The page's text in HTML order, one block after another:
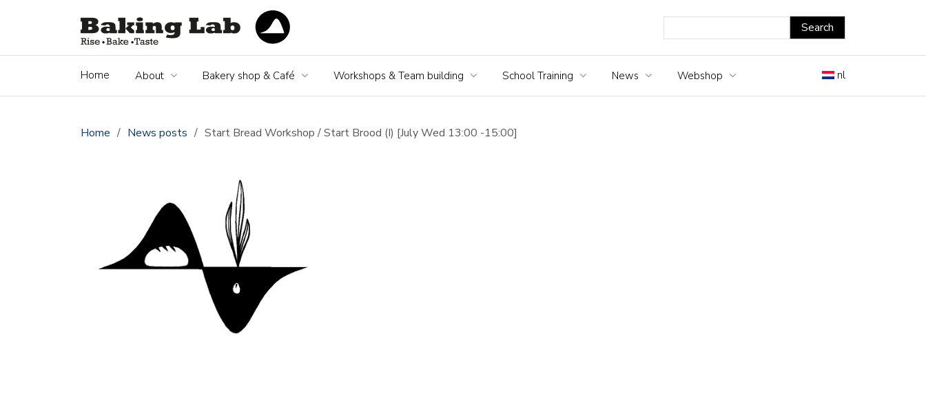
nl
Home About Bakery shop & Café Workshops & Team building School Training News Webshop
Home / News posts / Start Bread Workshop / Start Brood (I) [July Wed 13:00 -15:00]